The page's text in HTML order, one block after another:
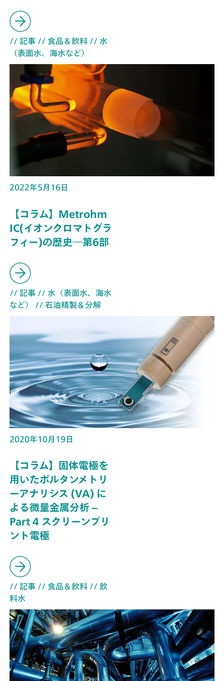
// 記事 // 食品＆飲料 // 水
（表面水、海水など）
2022年5月16日
【コラム】Metrohm
IC(イオンクロマトグラ
フィー)の歴史―第6部
// 記事 // 水（表面水、海水
など）
// 石油精製＆分解
2020年10月19日
【コラム】固体電極を
用いたボルタンメトリ
ーアナリシス (VA) に
よる微量金属分析 –
Part 4 スクリーンプリ
ント電極
// 記事 // 食品＆飲料 // 飲
料水